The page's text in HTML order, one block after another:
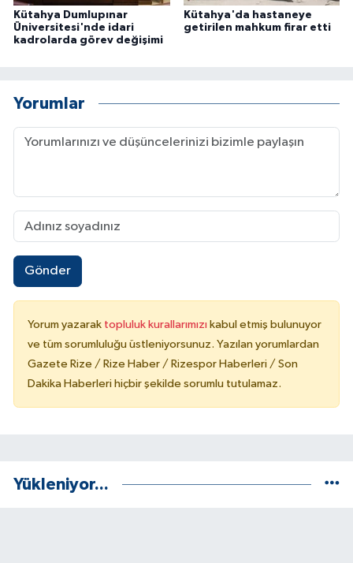
Kütahya Dumlupınar
Üniversitesi'nde idari
kadrolarda görev değişimi
Kütahya'da hastaneye
getirilen mahkum firar etti
Yorumlar
Gönder
Yorum yazarak topluluk kurallarımızı kabul etmiş bulunuyor
ve tüm sorumluluğu üstleniyorsunuz. Yazılan yorumlardan
Gazete Rize / Rize Haber / Rizespor Haberleri / Son
Dakika Haberleri hiçbir şekilde sorumlu tutulamaz.
Yükleniyor...